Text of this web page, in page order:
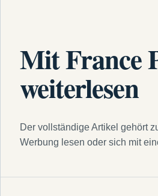
Mit France
weiterlesen
Der vollständige Artikel gehört
Werbung lesen oder sich mit